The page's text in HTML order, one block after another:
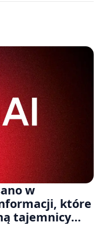
w
które
tajemnicy